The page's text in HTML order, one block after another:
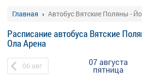
Главная Автобус Вятские Поляны -
Расписание автобуса Вятские
Ола Арена
06 авг 07 августа
пятница